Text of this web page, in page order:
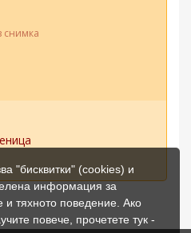
"бисквитки" (cookies) и
информация за
и тяхното поведение. Ако
повече, прочетете тук -
снимка